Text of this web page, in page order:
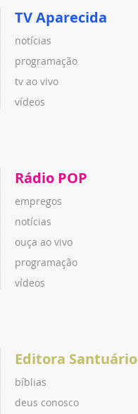
TV Aparecida
notícias
programação
tv ao vivo
vídeos
Rádio POP
empregos
notícias
ouça ao vivo
programação
vídeos
Editora Santuário
bíblias
deus conosco